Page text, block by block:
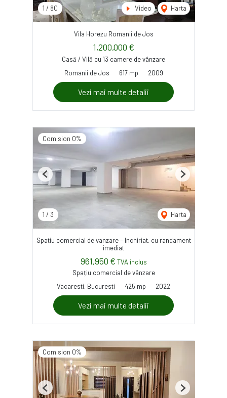
1 / 80 Video Harta
Vila Horezu Romanii de Jos
1,200,000 €
Casă / Vilă cu 13 camere de vânzare
Romanii de Jos
617 mp 2009
Vezi mai multe detalii
Comision 0%
1 / 3 Harta
Previous Next
Spatiu comercial de vanzare – Inchiriat, cu randament
imediat
961,950 € TVA inclus
Spațiu comercial de vânzare
Vacaresti, Bucuresti
425 mp 2022
Vezi mai multe detalii
Comision 0%
Previous Next